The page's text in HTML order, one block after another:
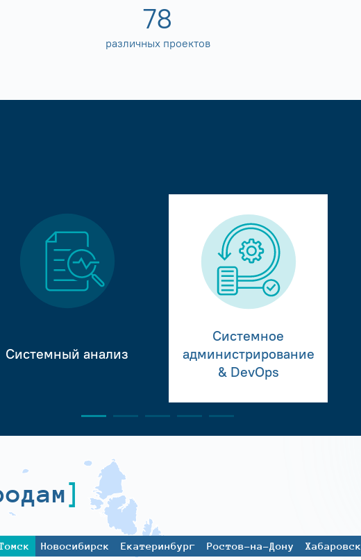
80
различных проектов
Системный анализ
Системное
администрирование
& DevOps
Новосибирск Екатеринбург Ростов-на-Дону Хабаровск